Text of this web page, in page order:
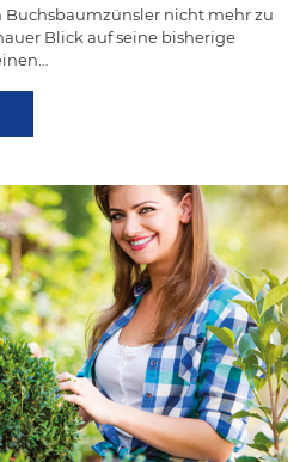
Buchsbaumzünsler nicht mehr zu
Blick auf seine bisherige